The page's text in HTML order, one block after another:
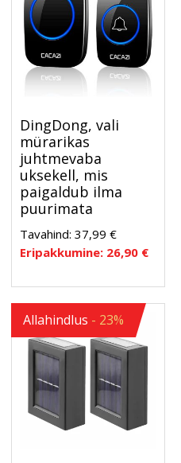
DingDong, vali
mürarikas
juhtmevaba
uksekell, mis
paigaldub ilma
puurimata
Tavahind: 37,99 €
Eripakkumine: 26,90 €
Allahindlus - 23%